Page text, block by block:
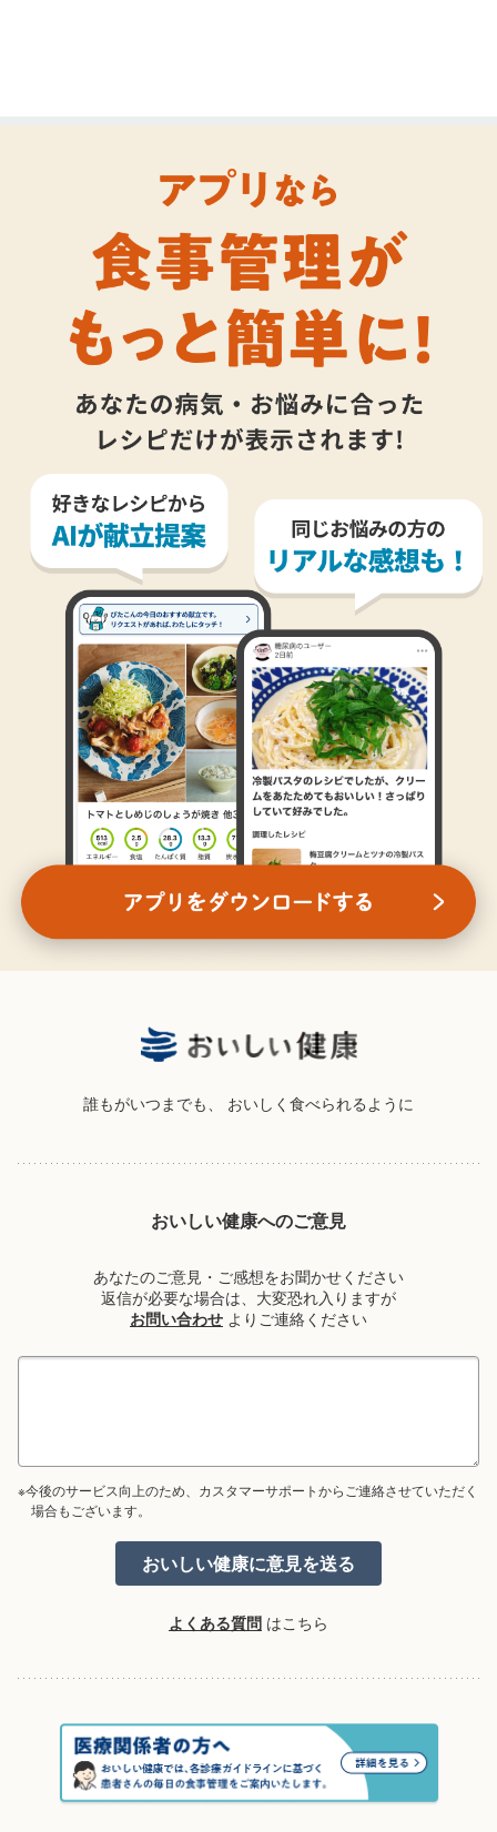
誰もがいつまでも、 おいしく食べられるように
おいしい健康へのご意見
あなたのご意見・ご感想をお聞かせください
返信が必要な場合は、大変恐れ入りますが
お問い合わせ よりご連絡ください
※今後のサービス向上のため、カスタマーサポートからご連絡させていただく
場合もございます。
よくある質問 はこちら